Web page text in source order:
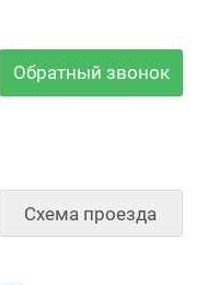
Обратный звонок
Схема проезда